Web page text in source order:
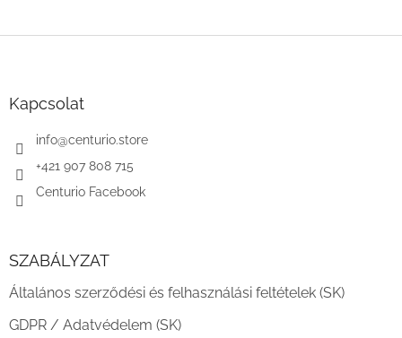
Kapcsolat
info@centurio.store
+421 907 808 715
Centurio Facebook
SZABÁLYZAT
Általános szerződési és felhasználási feltételek (SK)
GDPR / Adatvédelem (SK)